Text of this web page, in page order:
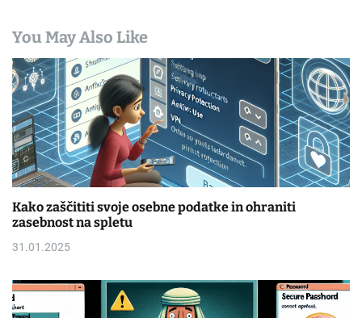
You May Also Like
Kako zaščititi svoje osebne podatke in ohraniti
zasebnost na spletu
31.01.2025